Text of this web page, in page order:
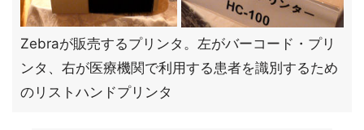
Zebraが販売するプリンタ。左がバーコード・プリ
ンタ、右が医療機関で利用する患者を識別するため
のリストハンドプリンタ